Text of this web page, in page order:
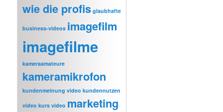
wie die profis glaubhafte
business-videos imagefilm
imagefilme
kameraamateure
kameramikrofon
kundenmeinung video kundennutzen
video kurs video marketing